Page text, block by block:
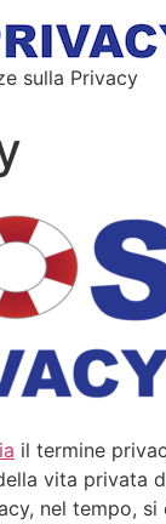
sulla Privacy
il termine
vita privata
nel tempo, si